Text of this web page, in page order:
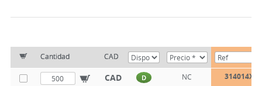
Cantidad CAD
CAD D NC 314014X10